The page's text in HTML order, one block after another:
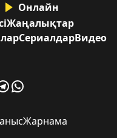
Онлайн
Жаңалықтар
СериалдарВидео
Жарнама